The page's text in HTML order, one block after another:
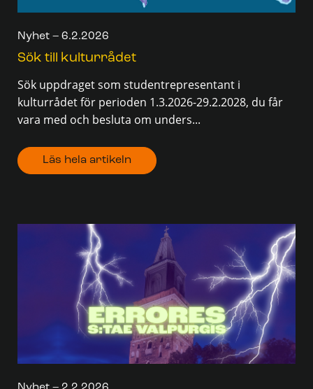
Nyhet – 6.2.2026
Sök till kulturrådet
Sök uppdraget som studentrepresentant i
kulturrådet för perioden 1.3.2026-29.2.2028, du får
vara med och besluta om unders...
Läs hela artikeln